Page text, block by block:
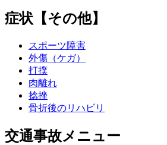
症状【その他】
スポーツ障害
外傷（ケガ）
打撲
肉離れ
捻挫
骨折後のリハビリ
交通事故メニュー